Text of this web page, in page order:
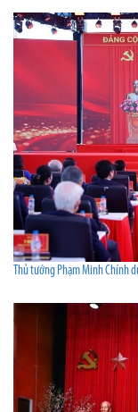
Thủ tướng Phạm Minh Chính